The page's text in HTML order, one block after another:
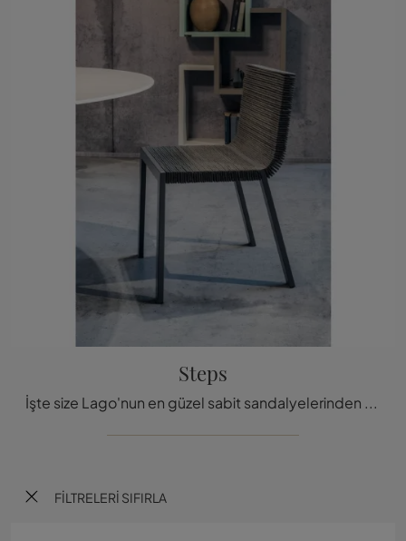
FILTRELERI SIFIRLA
Steps
İşte size Lago'nun en güzel sabit sandalyelerinden biri olan Steps akşam yemeği sandalyesi,